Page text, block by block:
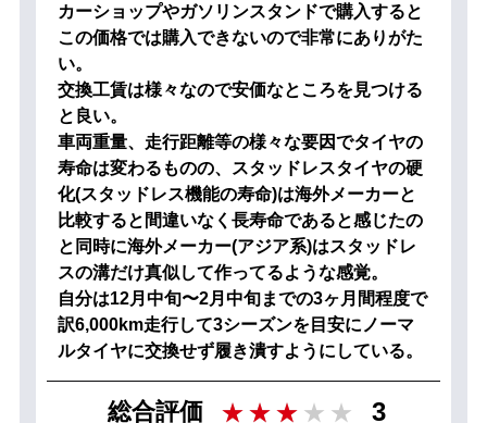
カーショップやガソリンスタンドで購入すると
この価格では購入できないので非常にありがた
い。
交換工賃は様々なので安価なところを見つける
と良い。
車両重量、走行距離等の様々な要因でタイヤの
寿命は変わるものの、スタッドレスタイヤの硬
化(スタッドレス機能の寿命)は海外メーカーと
比較すると間違いなく長寿命であると感じたの
と同時に海外メーカー(アジア系)はスタッドレ
スの溝だけ真似して作ってるような感覚。
自分は12月中旬〜2月中旬までの3ヶ月間程度で
訳6,000km走行して3シーズンを目安にノーマ
ルタイヤに交換せず履き潰すようにしている。
総合評価 3